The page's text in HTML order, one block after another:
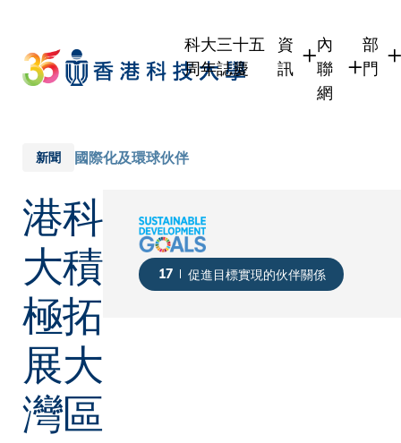
main
content
科大三十五
周年誌慶
資
訊
內
聯
網
部
門
新聞 國際化及環球伙伴
港科
大積
極拓
展大
灣區
17 促進目標實現的伙伴關係